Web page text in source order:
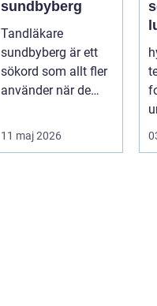
sundbyberg
Tandläkare
sundbyberg är ett
sökord som allt fler
använder när de
tillgänglig ...
11 maj 2026